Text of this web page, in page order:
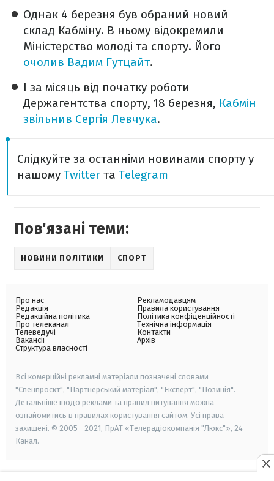
Однак 4 березня був обраний новий
склад Кабміну. В ньому відокремили
Міністерство молоді та спорту. Його
очолив Вадим Гутцайт.
І за місяць від початку роботи
Держагентства спорту, 18 березня, Кабмін
звільнив Сергія Левчука.
Слідкуйте за останніми новинами спорту у
нашому Twitter та Telegram
Пов'язані теми:
НОВИНИ ПОЛІТИКИ СПОРТ
Про нас
Редакція
Редакційна політика
Про телеканал
Телеведучі
Вакансії
Структура власності
Рекламодавцям
Правила користування
Політика конфіденційності
Технічна інформація
Контакти
Архів
Всі комерційні рекламні матеріали позначені словами
"Спецпроєкт", "Партнерський матеріал", "Експерт", "Позиція".
Детальніше щодо реклами та правил цитування можна
ознайомитись в правилах користування сайтом. Усі права
захищені. © 2005—2021, ПрАТ «Телерадіокомпанія "Люкс"», 24
Канал.